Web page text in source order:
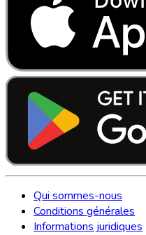
Qui sommes-nous
Conditions générales
Informations juridiques